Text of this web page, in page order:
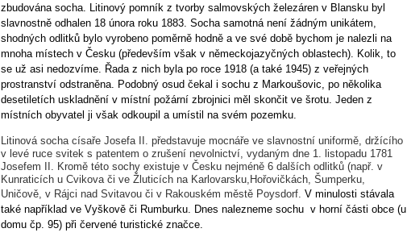
zbudována socha. Litinový pomník z tvorby salmovských železáren v Blansku byl
slavnostně odhalen 18 února roku 1883. Socha samotná není žádným unikátem,
shodných odlitků bylo vyrobeno poměrně hodně a ve své době bychom je nalezli na
mnoha místech v Česku (především však v německojazyčných oblastech). Kolik, to
se už asi nedozvíme. Řada z nich byla po roce 1918 (a také 1945) z veřejných
prostranství odstraněna. Podobný osud čekal i sochu z Markoušovic, po několika
desetiletích uskladnění v místní požární zbrojnici měl skončit ve šrotu. Jeden z
místních obyvatel ji však odkoupil a umístil na svém pozemku.
Litinová socha císaře Josefa II. představuje mocnáře ve slavnostní uniformě, držícího
v levé ruce svitek s patentem o zrušení nevolnictví, vydaným dne 1. listopadu 1781
Josefem II. Kromě této sochy existuje v Česku nejméně 6 dalších odlitků (např. v
Kunraticích u Cvikova či ve Žluticích na Karlovarsku,Hořovičkách, Šumperku,
Uničově, v Rájci nad Svitavou či v Rakouském městě Poysdorf. V minulosti stávala
také například ve Vyškově či Rumburku. Dnes nalezneme sochu v horní části obce (u
domu čp. 95) při červené turistické značce.